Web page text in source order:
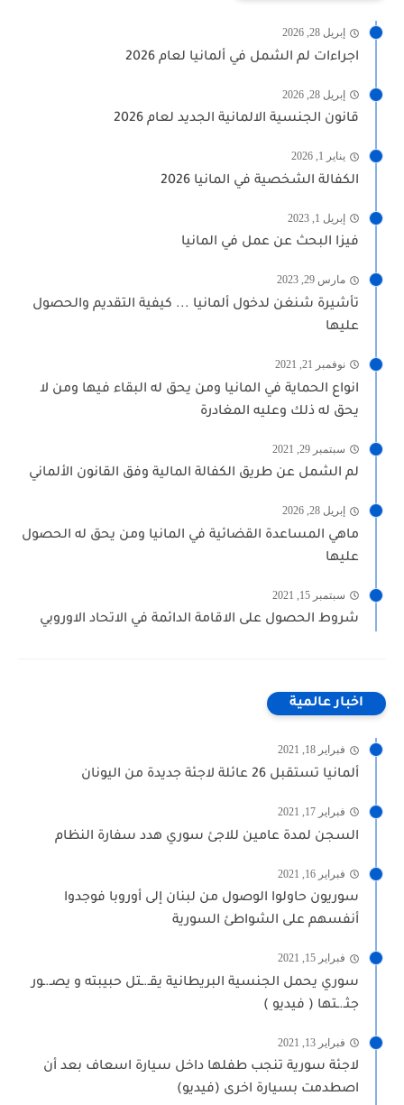
إبريل 28, 2026
اجراءات لم الشمل في ألمانيا لعام 2026
إبريل 28, 2026
قانون الجنسية الالمانية الجديد لعام 2026
يناير 1, 2026
الكفالة الشخصية في المانيا 2026
إبريل 1, 2023
فيزا البحث عن عمل في المانيا
مارس 29, 2023
تأشيرة شنغن لدخول ألمانيا ... كيفية التقديم والحصول
عليها
نوفمبر 21, 2021
انواع الحماية في المانيا ومن يحق له البقاء فيها ومن لا
يحق له ذلك وعليه المغادرة
سبتمبر 29, 2021
لم الشمل عن طريق الكفالة المالية وفق القانون الألماني
إبريل 28, 2026
ماهي المساعدة القضائية في المانيا ومن يحق له الحصول
عليها
سبتمبر 15, 2021
شروط الحصول على الاقامة الدائمة في الاتحاد الاوروبي
اخبار عالمية
فبراير 18, 2021
ألمانيا تستقبل 26 عائلة لاجئة جديدة من اليونان
فبراير 17, 2021
السجن لمدة عامين للاجئ سوري هدد سفارة النظام
فبراير 16, 2021
سوريون حاولوا الوصول من لبنان إلى أوروبا فوجدوا
أنفسهم على الشواطئ السورية
فبراير 15, 2021
سوري يحمل الجنسية البريطانية يقـ.ـتل حبيبته و يصـ.ـور
جثـ.ـتها ( فيديو )
فبراير 13, 2021
لاجئة سورية تنجب طفلها داخل سيارة اسعاف بعد أن
اصطدمت بسيارة اخرى (فيديو)